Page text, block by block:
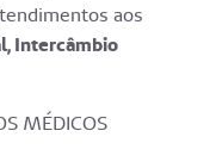
aos
Intercâmbio
MÉDICOS